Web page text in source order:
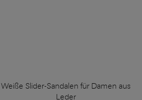
Weiße Slider-Sandalen für Damen aus
Leder